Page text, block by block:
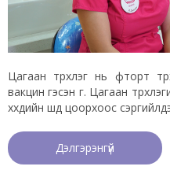
Цагаан түрхлэг нь фторт
вакцин гэсэн үг. Цагаан
хүүхдийн шүд цоорхоос
Дэлгэрэнгүй